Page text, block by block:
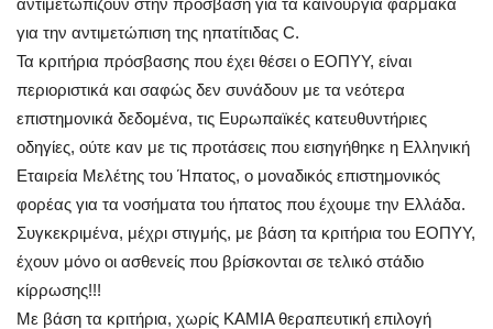
για την αντιμετώπιση της ηπατίτιδας C.
Τα κριτήρια πρόσβασης που έχει θέσει ο ΕΟΠΥΥ, είναι
περιοριστικά και σαφώς δεν συνάδουν με τα νεότερα
επιστημονικά δεδομένα, τις Ευρωπαϊκές κατευθυντήριες
οδηγίες, ούτε καν με τις προτάσεις που εισηγήθηκε η Ελληνική
Εταιρεία Μελέτης του Ήπατος, ο μοναδικός επιστημονικός
φορέας για τα νοσήματα του ήπατος που έχουμε την Ελλάδα.
Συγκεκριμένα, μέχρι στιγμής, με βάση τα κριτήρια του ΕΟΠΥΥ,
έχουν μόνο οι ασθενείς που βρίσκονται σε τελικό στάδιο
κίρρωσης!!!
Με βάση τα κριτήρια, χωρίς ΚΑΜΙΑ θεραπευτική επιλογή